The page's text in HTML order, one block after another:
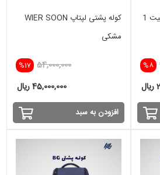
هارد اینترنال CRUCIAL ظرفیت 1
%8
کوله پشتی لپتاپ WIER SOON
مشکی
%17 54,000,000
45,000,000 ریال
افزودن به سبد